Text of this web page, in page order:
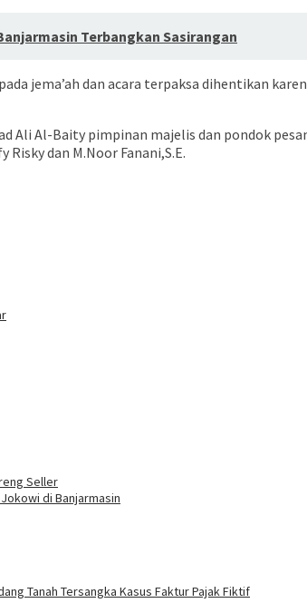
Terbangkan Sasirangan
jema’ah dan acara terpaksa dihentikan
Ali Al-Baity pimpinan majelis dan pondok
Risky dan M.Noor Fanani,S.E.
Seller
di Banjarmasin
Tanah Tersangka Kasus Faktur Pajak Fiktif